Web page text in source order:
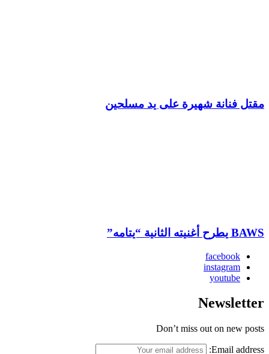
مقتل فنانة شهيرة على يد مسلحين
BAWS يطرح أغنيته الثانية “يتامه”
facebook
instagram
youtube
Newsletter
Don’t miss out on new posts
Email address: